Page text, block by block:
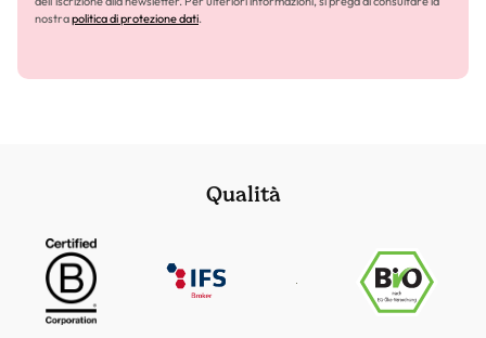
nostrapolitica di protezione dati.
Qualità